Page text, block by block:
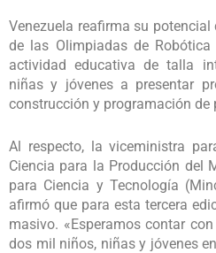
Venezuela reafirma su
de las Olimpiadas de Robótica
actividad educativa de talla
niñas y jóvenes a presentar
construcción y programación de
Al respecto, la viceministra
Ciencia para la Producción del
para Ciencia y Tecnología
afirmó que para esta tercera
masivo. «Esperamos contar
dos mil niños, niñas y jóvenes